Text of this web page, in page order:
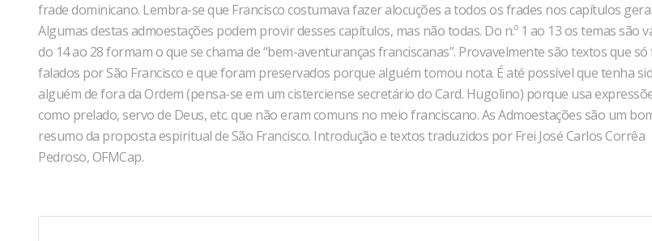
frade dominicano. Lembra-se que Francisco costumava fazer alocuções a todos os frades nos capítulos
Algumas destas admoestações podem provir desses capítulos, mas não todas. Do n.º 1 ao 13 os temas são
do 14 ao 28 formam o que se chama de “bem-aventuranças franciscanas”. Provavelmente são textos que
falados por São Francisco e que foram preservados porque alguém tomou nota. É até possível que tenha
alguém de fora da Ordem (pensa-se em um cisterciense secretário do Card. Hugolino) porque usa
como prelado, servo de Deus, etc. que não eram comuns no meio franciscano. As Admoestações são um
resumo da proposta espiritual de São Francisco. Introdução e textos traduzidos por Frei José Carlos Corrêa
Pedroso, OFMCap.